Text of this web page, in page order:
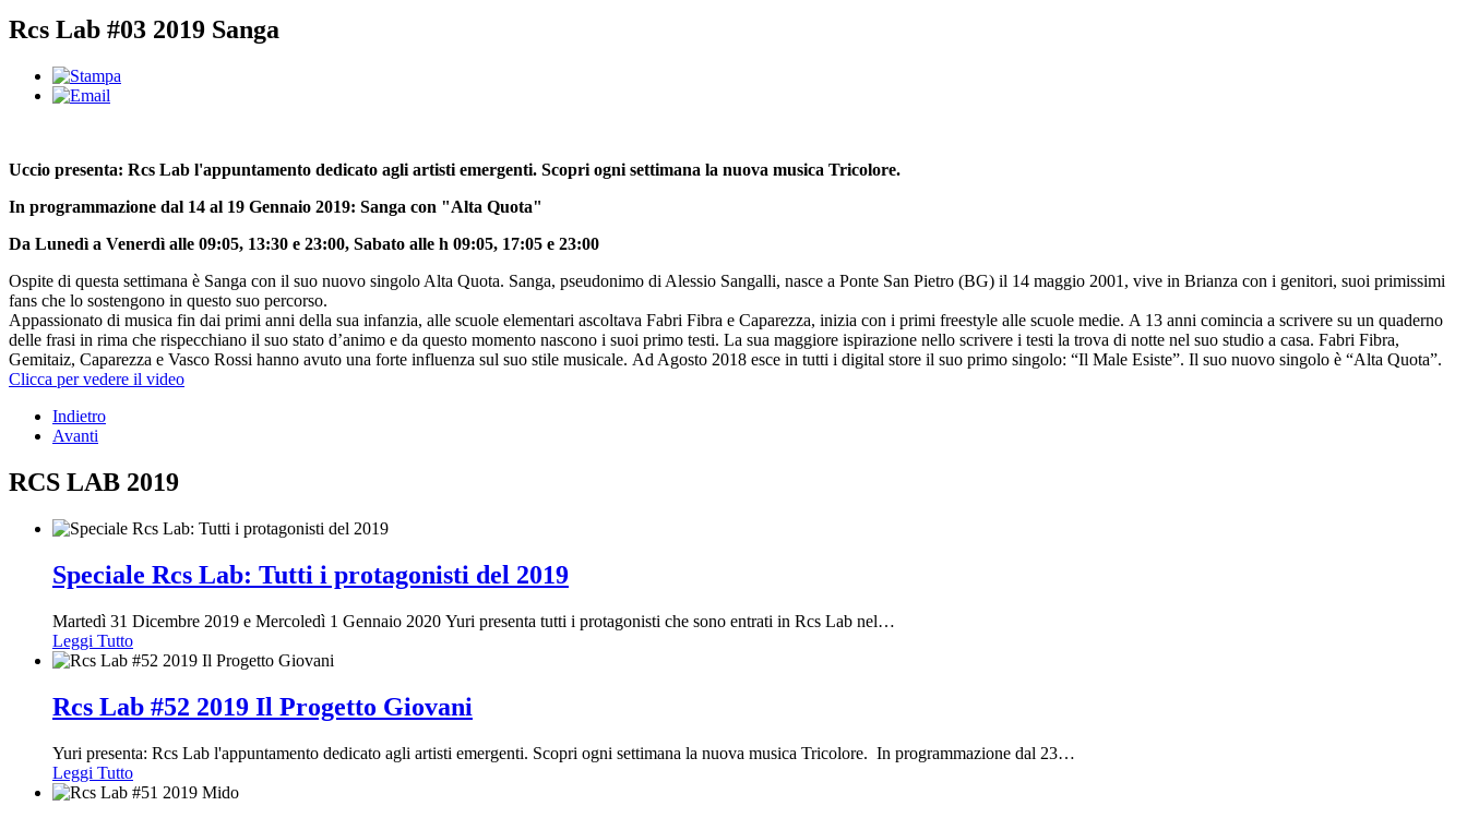
Rcs Lab #03 2019 Sanga
Uccio presenta: Rcs Lab l'appuntamento dedicato agli artisti emergenti. Scopri ogni settimana la nuova musica Tricolore.
In programmazione dal 14 al 19 Gennaio 2019: Sanga con "Alta Quota"
Da Lunedì a Venerdì alle 09:05, 13:30 e 23:00, Sabato alle h 09:05, 17:05 e 23:00
Ospite di questa settimana è Sanga con il suo nuovo singolo Alta Quota. Sanga, pseudonimo di Alessio Sangalli, nasce a Ponte San Pietro (BG) il 14 maggio 2001, vive in Brianza con i genitori, suoi primissimi
fans che lo sostengono in questo suo percorso.
Appassionato di musica fin dai primi anni della sua infanzia, alle scuole elementari ascoltava Fabri Fibra e Caparezza, inizia con i primi freestyle alle scuole medie. A 13 anni comincia a scrivere su un quaderno
delle frasi in rima che rispecchiano il suo stato d’animo e da questo momento nascono i suoi primo testi. La sua maggiore ispirazione nello scrivere i testi la trova di notte nel suo studio a casa. Fabri Fibra,
Gemitaiz, Caparezza e Vasco Rossi hanno avuto una forte influenza sul suo stile musicale. Ad Agosto 2018 esce in tutti i digital store il suo primo singolo: “Il Male Esiste”. Il suo nuovo singolo è “Alta Quota”.
Clicca per vedere il video
Indietro
Avanti
RCS LAB 2019
Speciale Rcs Lab: Tutti i protagonisti del 2019
Martedì 31 Dicembre 2019 e Mercoledì 1 Gennaio 2020 Yuri presenta tutti i protagonisti che sono entrati in Rcs Lab nel…
Leggi Tutto
Rcs Lab #52 2019 Il Progetto Giovani
Yuri presenta: Rcs Lab l'appuntamento dedicato agli artisti emergenti. Scopri ogni settimana la nuova musica Tricolore. In programmazione dal 23…
Leggi Tutto